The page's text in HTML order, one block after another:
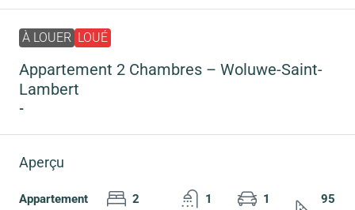
À LOUER LOUÉ
Appartement 2 Chambres – Woluwe-Saint-
Lambert
-
Aperçu
Appartement
2
1
1
95